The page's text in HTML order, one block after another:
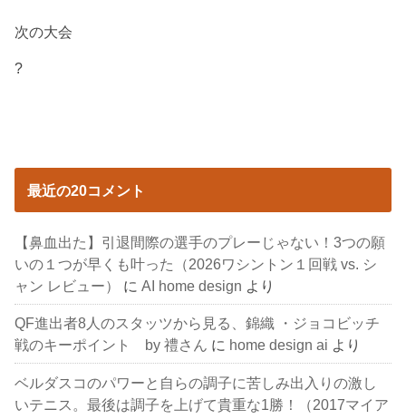
次の大会
?
最近の20コメント
【鼻血出た】引退間際の選手のプレーじゃない！3つの願
いの１つが早くも叶った（2026ワシントン１回戦 vs. シ
ャン レビュー）
にAI home design より
QF進出者8人のスタッツから見る、錦織 ・ジョコビッチ
戦のキーポイント by 禮さん に home design ai より
ベルダスコのパワーと自らの調子に苦しみ出入りの激し
いテニス。最後は調子を上げて貴重な1勝！（2017マイア